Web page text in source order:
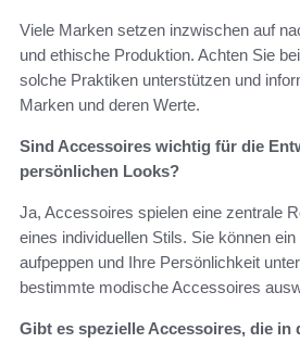
Viele Marken setzen inzwischen auf
und ethische Produktion. Achten Sie
solche Praktiken unterstützen und
Marken und deren Werte.
Sind Accessoires wichtig für die
persönlichen Looks?
Ja, Accessoires spielen eine zentrale
eines individuellen Stils. Sie können
aufpeppen und Ihre Persönlichkeit
bestimmte modische Accessoires
Gibt es spezielle Accessoires, die in